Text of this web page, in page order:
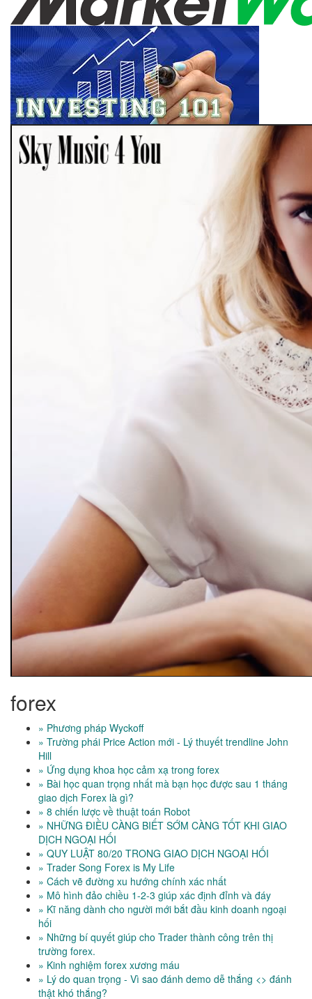
forex
» Phương pháp Wyckoff
» Trường phái Price Action mới - Lý thuyết trendline John
Hill
» Ứng dụng khoa học cảm xạ trong forex
» Bài học quan trọng nhất mà bạn học được sau 1 tháng
giao dịch Forex là gì?
» 8 chiến lược về thuật toán Robot
» NHỮNG ĐIỀU CÀNG BIẾT SỚM CÀNG TỐT KHI GIAO
DỊCH NGOẠI HỐI
» QUY LUẬT 80/20 TRONG GIAO DỊCH NGOẠI HỐI
» Trader Song Forex is My Life
» Cách vẽ đường xu hướng chính xác nhất
» Mô hình đảo chiều 1-2-3 giúp xác định đỉnh và đáy
» Kĩ năng dành cho người mới bắt đầu kinh doanh ngoại
hối
» Những bí quyết giúp cho Trader thành công trên thị
trường forex.
» Kinh nghiệm forex xương máu
» Lý do quan trọng - Vì sao đánh demo dễ thắng <> đánh
thật khó thắng?